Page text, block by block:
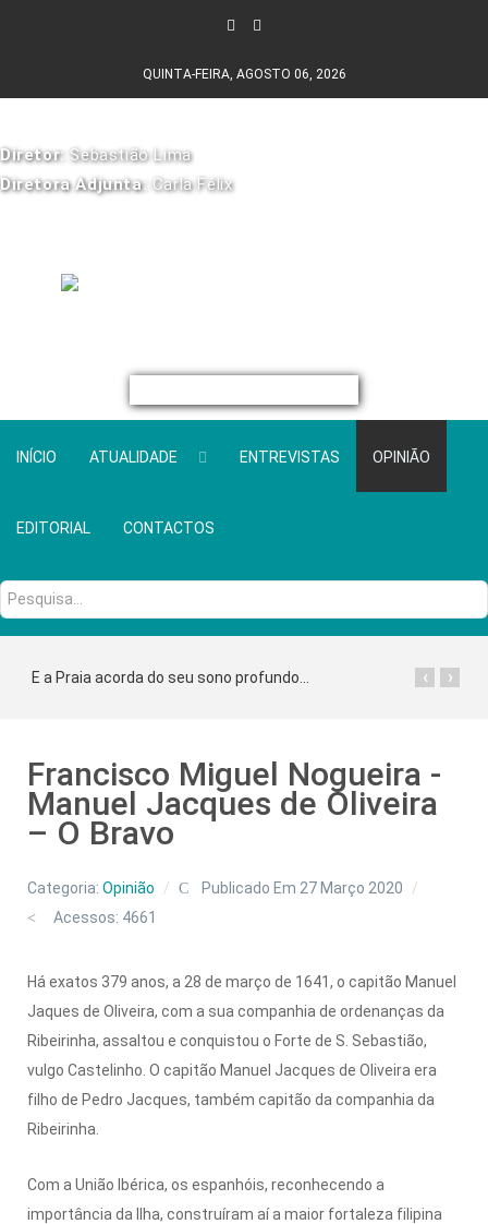
QUINTA-FEIRA, AGOSTO 06, 2026
Diretor: Sebastião Lima
Diretora Adjunta: Carla Félix
INÍCIO ATUALIDADE ENTREVISTAS OPINIÃO
EDITORIAL CONTACTOS
Pesquisa...
E a Praia acorda do seu sono profundo... ›
‹
Francisco Miguel Nogueira -
Manuel Jacques de Oliveira
– O Bravo
Categoria: Opinião
Publicado Em 27 Março 2020
Acessos: 4661
Há exatos 379 anos, a 28 de março de 1641, o capitão Manuel
Jaques de Oliveira, com a sua companhia de ordenanças da
Ribeirinha, assaltou e conquistou o Forte de S. Sebastião,
vulgo Castelinho. O capitão Manuel Jacques de Oliveira era
filho de Pedro Jacques, também capitão da companhia da
Ribeirinha.
Com a União Ibérica, os espanhóis, reconhecendo a
importância da Ilha, construíram aí a maior fortaleza filipina